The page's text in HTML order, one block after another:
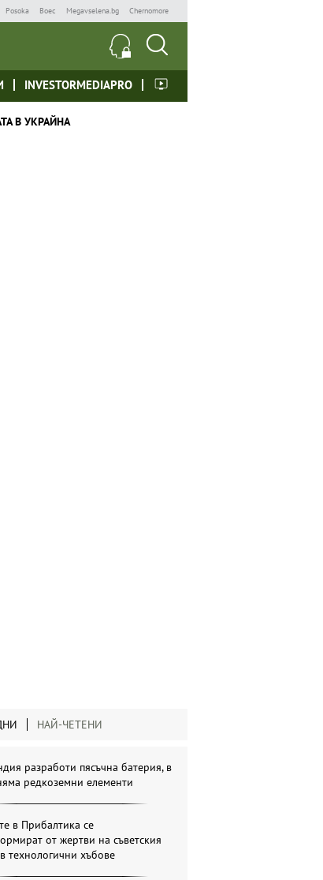
Posoka Boec Megavselena.bg Chernomore
INVESTORMEDIAPRO
В УКРАЙНА
НАЙ-ЧЕТЕНИ
разработи пясъчна батерия, в
редкоземни елементи
в Прибалтика се
от жертви на съветския
технологични хъбове